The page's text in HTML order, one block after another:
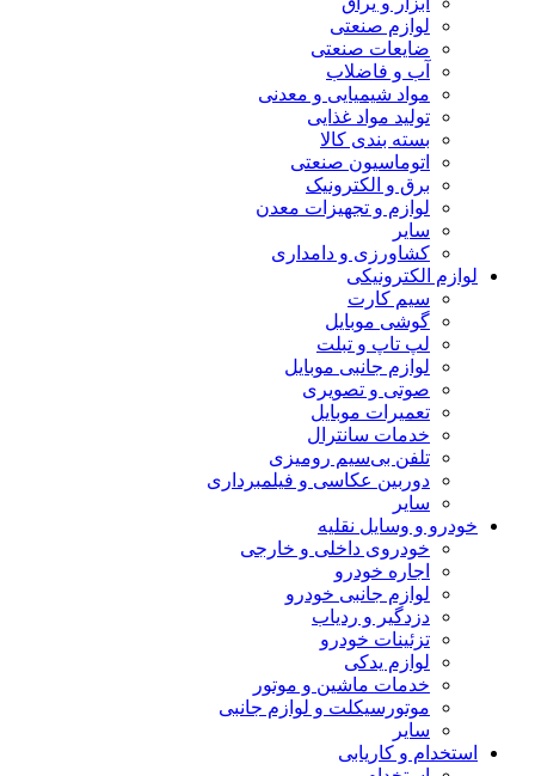
لوازم صنعتی
ضایعات صنعتی
آب و فاضلاب
مواد شیمیایی و معدنی
تولید مواد غذایی
بسته بندی کالا
اتوماسیون صنعتی
برق و الکترونیک
لوازم و تجهیزات معدن
سایر
کشاورزی و دامداری
لوازم الکترونیکی
سیم کارت
گوشی موبایل
لپ تاپ و تبلت
لوازم جانبی موبایل
صوتی و تصویری
تعمیرات موبایل
خدمات سانترال
تلفن بی‌سیم رومیزی
دوربین عکاسی و فیلمبرداری
سایر
خودرو و وسایل نقلیه
خودروی داخلی و خارجی
اجاره خودرو
لوازم جانبی خودرو
دزدگیر و ردیاب
تزئینات خودرو
لوازم یدکی
خدمات ماشین و موتور
موتورسیکلت و لوازم جانبی
سایر
استخدام و کاریابی